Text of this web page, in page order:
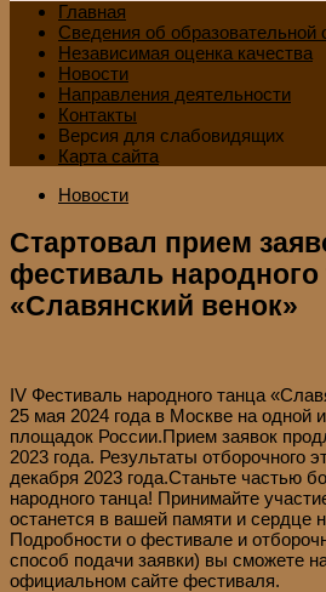
Главная
Сведения об образовательной
Независимая оценка качества
Новости
Направления деятельности
Контакты
Версия для слабовидящих
Карта сайта
Новости
Стартовал прием
фестиваль народного
«Славянский венок»
IV Фестиваль народного танца
25 мая 2024 года в Москве на одной
площадок России.Прием заявок
2023 года. Результаты отборочного
декабря 2023 года.Станьте частью
народного танца! Принимайте
останется в вашей памяти и сердце
Подробности о фестивале и
способ подачи заявки) вы сможете
официальном сайте фестиваля.